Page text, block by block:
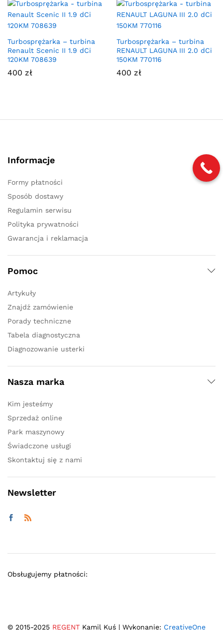
Turbosprężarka – turbina
Renault Scenic II 1.9 dCi
120KM 708639
400 zł
Turbosprężarka – turbina
RENAULT LAGUNA III 2.0 dCi
150KM 770116
400 zł
Informacje
Formy płatności
Sposób dostawy
Regulamin serwisu
Polityka prywatności
Gwarancja i reklamacja
Pomoc
Artykuły
Znajdź zamówienie
Porady techniczne
Tabela diagnostyczna
Diagnozowanie usterki
Nasza marka
Kim jesteśmy
Sprzedaż online
Park maszynowy
Świadczone usługi
Skontaktuj się z nami
Newsletter
© 2015-2025 REGENT Kamil Kuś | Wykonanie: CreativeOne
Obsługujemy płatności: